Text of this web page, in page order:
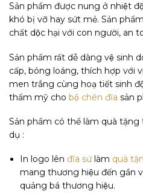
Sản phẩm được nung ở nhiệt
khó bị vỡ hay sứt mẻ. Sản
chất dộc hại với con người, an
Sản phẩm rất dễ dàng vệ sinh
cấp, bóng loáng, thích hợp với
men trắng cùng hoạ tiết sinh
thẩm mỹ cho bộ chén đĩa sản
Sản phẩm có thể làm quà
dụ :
In logo lênđĩa sứlàm quà
mang thương hiệu đến gần
quảng bá thương hiệu.